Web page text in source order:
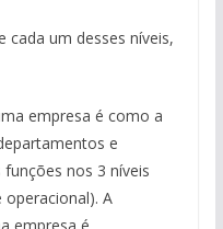
cada um desses níveis,
empresa é como a
e
nos 3 níveis
A